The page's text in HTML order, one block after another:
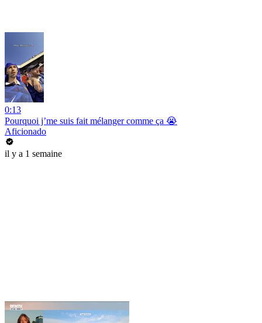
0:13
Pourquoi j’me suis fait mélanger comme ça 😭
Aficionado
il y a 1 semaine